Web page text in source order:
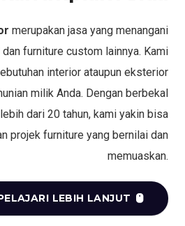
merupakan jasa yang menangani
furniture custom lainnya. Kami
interior ataupun eksterior
milik Anda. Dengan berbekal
dari 20 tahun, kami yakin bisa
projek furniture yang bernilai dan
memuaskan.
LEBIH LANJUT